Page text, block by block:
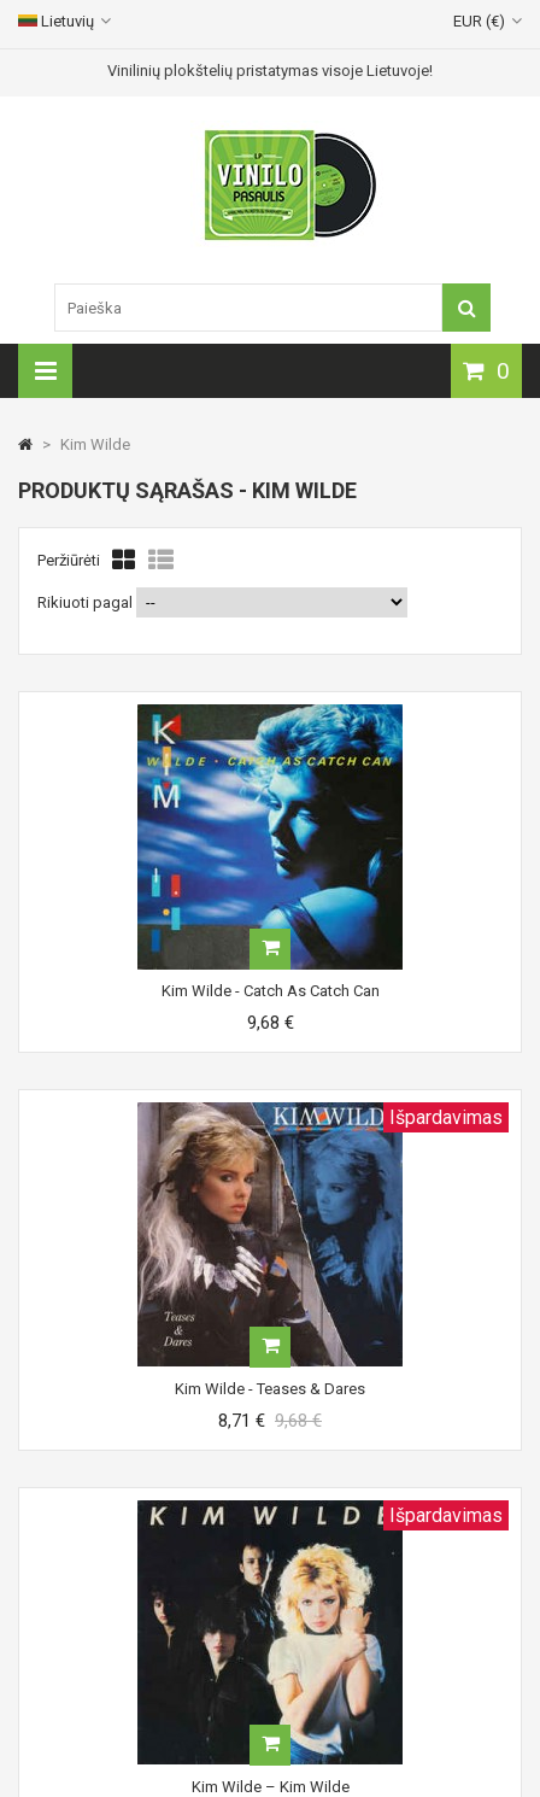
Vinilinių plokštelių pristatymas visoje Lietuvoje!
EUR (€)
Lietuvių
0
> Kim Wilde
PRODUKTŲ SĄRAŠAS - KIM WILDE
Peržiūrėti
Rikiuoti pagal
Kim Wilde - Catch As Catch Can
9,68 €
Išpardavimas
Kim Wilde - Teases & Dares
8,71 € 9,68 €
Išpardavimas
Kim Wilde ‎– Kim Wilde